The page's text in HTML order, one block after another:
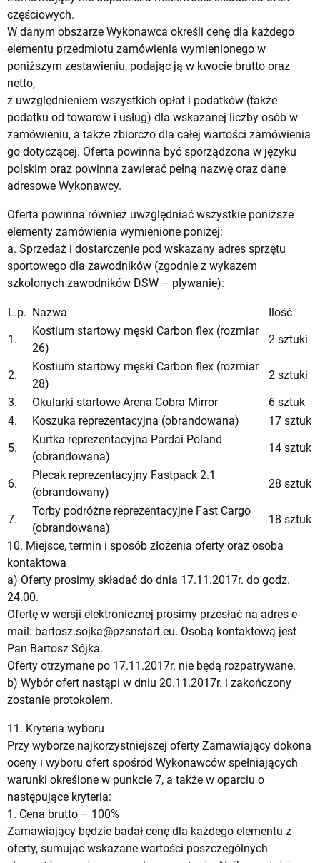
częściowych.
W danym obszarze Wykonawca określi cenę dla każdego
elementu przedmiotu zamówienia wymienionego w
poniższym zestawieniu, podając ją w kwocie brutto oraz
netto,
z uwzględnieniem wszystkich opłat i podatków (także
podatku od towarów i usług) dla wskazanej liczby osób w
zamówieniu, a także zbiorczo dla całej wartości zamówienia
go dotyczącej. Oferta powinna być sporządzona w języku
polskim oraz powinna zawierać pełną nazwę oraz dane
adresowe Wykonawcy.
Oferta powinna również uwzględniać wszystkie poniższe
elementy zamówienia wymienione poniżej:
a. Sprzedaż i dostarczenie pod wskazany adres sprzętu
sportowego dla zawodników (zgodnie z wykazem
szkolonych zawodników DSW – pływanie):
L.p. Nazwa
Ilość
1.
Kostium startowy męski Carbon flex (rozmiar
26)
2 sztuki
2.
Kostium startowy męski Carbon flex (rozmiar
28)
2 sztuki
3.
Okularki startowe Arena Cobra Mirror
6 sztuk
4.
Koszuka reprezentacyjna (obrandowana)
17 sztuk
5.
Kurtka reprezentacyjna Pardai Poland
(obrandowana)
14 sztuk
6.
Plecak reprezentacyjny Fastpack 2.1
(obrandowany)
28 sztuk
7.
Torby podróżne reprezentacyjne Fast Cargo
(obrandowana)
18 sztuk
10. Miejsce, termin i sposób złożenia oferty oraz osoba
kontaktowa
a) Oferty prosimy składać do dnia 17.11.2017r. do godz.
24.00.
Ofertę w wersji elektronicznej prosimy przesłać na adres e-
mail: bartosz.sojka@pzsnstart.eu. Osobą kontaktową jest
Pan Bartosz Sójka.
Oferty otrzymane po 17.11.2017r. nie będą rozpatrywane.
b) Wybór ofert nastąpi w dniu 20.11.2017r. i zakończony
zostanie protokołem.
11. Kryteria wyboru
Przy wyborze najkorzystniejszej oferty Zamawiający dokona
oceny i wyboru ofert spośród Wykonawców spełniających
warunki określone w punkcie 7, a także w oparciu o
następujące kryteria:
1. Cena brutto – 100%
Zamawiający będzie badał cenę dla każdego elementu z
oferty, sumując wskazane wartości poszczególnych